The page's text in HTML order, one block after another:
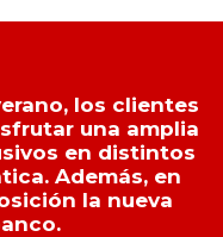
los clientes
una amplia
en distintos
Además, en
la nueva